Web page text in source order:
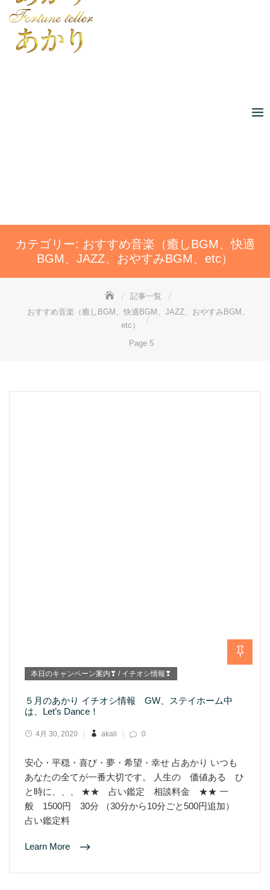
Skip
content
カテゴリー: おすすめ音楽（癒しBGM、快適
BGM、JAZZ、おやすみBGM、etc）
記事一覧
おすすめ音楽（癒しBGM、快適BGM、JAZZ、おやすみBGM、
etc）
Page 5
本日のキャンペーン案内❣ / イチオシ情報❣
５月のあかり イチオシ情報 GW、ステイホーム中
は、Let’s Dance！
4月 30, 2020 akali 0
安心・平穏・喜び・夢・希望・幸せ 占あかり いつも
あなたの全てが一番大切です。 人生の 価値ある ひ
と時に、、、 ★★ 占い鑑定 相談料金 ★★ 一
般 1500円 30分 （30分から10分ごと500円追加）
占い鑑定料
Learn More